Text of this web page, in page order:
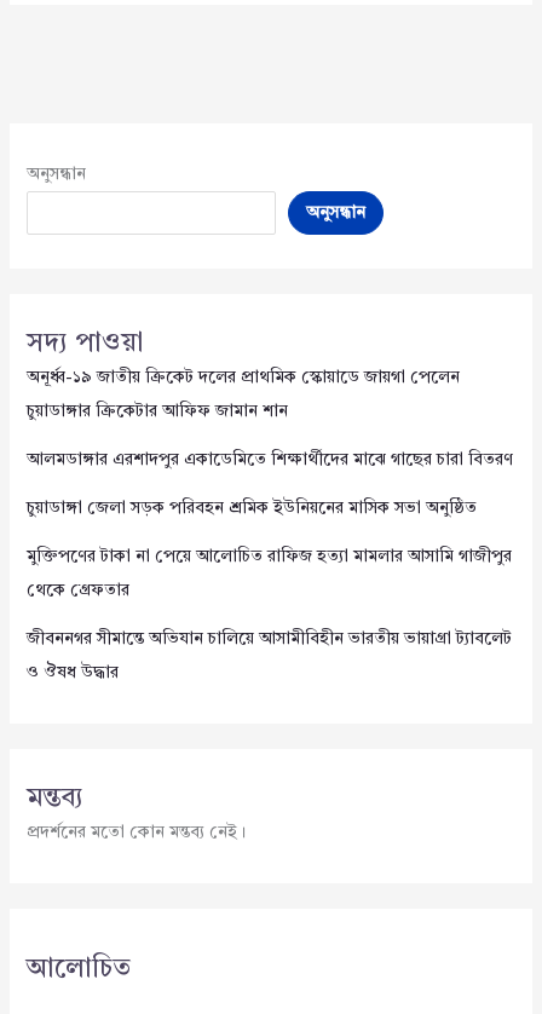
অনুসন্ধান
অনুসন্ধান
সদ্য পাওয়া
অনূর্ধ্ব-১৯ জাতীয় ক্রিকেট দলের প্রাথমিক স্কোয়াডে জায়গা পেলেন
চুয়াডাঙ্গার ক্রিকেটার আফিফ জামান শান
আলমডাঙ্গার এরশাদপুর একাডেমিতে শিক্ষার্থীদের মাঝে গাছের চারা বিতরণ
চুয়াডাঙ্গা জেলা সড়ক পরিবহন শ্রমিক ইউনিয়নের মাসিক সভা অনুষ্ঠিত
মুক্তিপণের টাকা না পেয়ে আলোচিত রাফিজ হত্যা মামলার আসামি গাজীপুর
থেকে গ্রেফতার
জীবননগর সীমান্তে অভিযান চালিয়ে আসামীবিহীন ভারতীয় ভায়াগ্রা ট্যাবলেট
ও ঔষধ উদ্ধার
মন্তব্য
প্রদর্শনের মতো কোন মন্তব্য নেই।
আলোচিত